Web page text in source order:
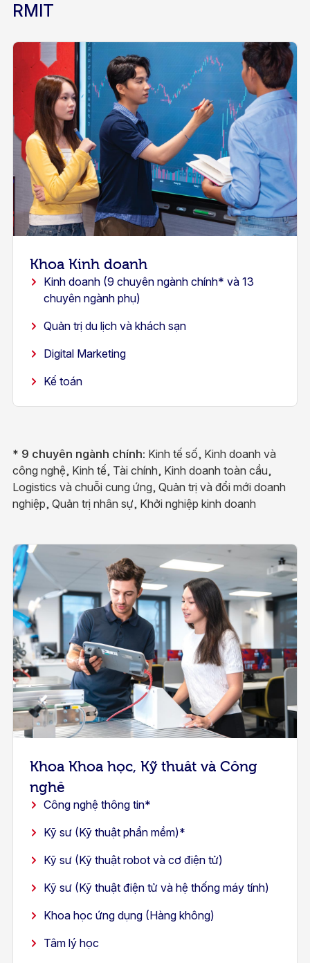
RMIT
Khoa Kinh doanh
Kinh doanh (9 chuyên ngành chính* và 13
chuyên ngành phụ)
Quản trị du lịch và khách sạn
Digital Marketing
Kế toán
* 9 chuyên ngành chính: Kinh tế số, Kinh doanh và
công nghệ, Kinh tế, Tài chính, Kinh doanh toàn cầu,
Logistics và chuỗi cung ứng, Quản trị và đổi mới doanh
nghiệp, Quản trị nhân sự, Khởi nghiệp kinh doanh
Khoa Khoa học, Kỹ thuật và Công
nghệ
Công nghệ thông tin*
Kỹ sư (Kỹ thuật phần mềm)*
Kỹ sư (Kỹ thuật robot và cơ điện tử)
Kỹ sư (Kỹ thuật điện tử và hệ thống máy tính)
Khoa học ứng dụng (Hàng không)
Tâm lý học